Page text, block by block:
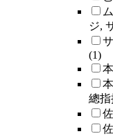
ジ,
(1)
總指